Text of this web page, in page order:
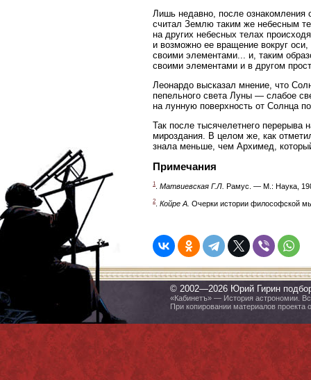
Лишь недавно, после ознакомления
считал Землю таким же небесным
на других небесных телах
и возможно ее вращение вокруг
своими элементами... и, таким
своими элементами и в другом
Леонардо высказал мнение, что
пепельного света Луны — слабое
на лунную поверхность от Солнца
Так после тысячелетнего перерыва
мироздания. В целом же, как
знала меньше, чем Архимед,
Примечания
1 Матвиевская Г.Л. Рамус. — М.: Наука,
2 Койре А. Очерки истории философской
© 2002—2026 Юрий Гирин
«Кабинетъ» — История астрономии.
При копировании материалов проекта